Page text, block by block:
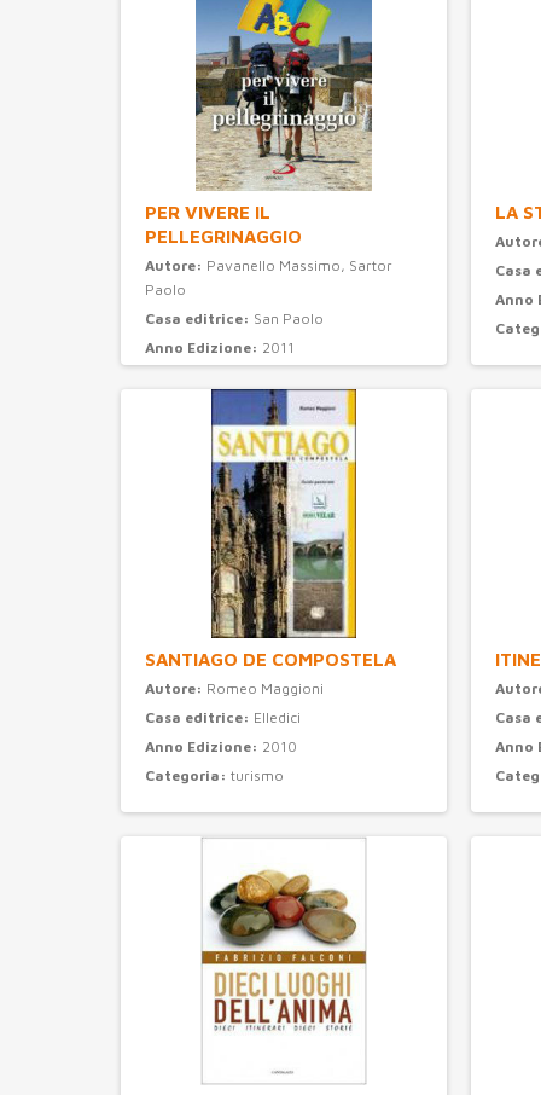
PER VIVERE IL
PELLEGRINAGGIO
Autore: Pavanello Massimo, Sartor
Paolo
Casa editrice: San Paolo
Anno Edizione: 2011
LA
Casa
Anno
SANTIAGO DE COMPOSTELA
Autore: Romeo Maggioni
Casa editrice: Elledici
Anno Edizione: 2010
Categoria: turismo
Casa
Anno